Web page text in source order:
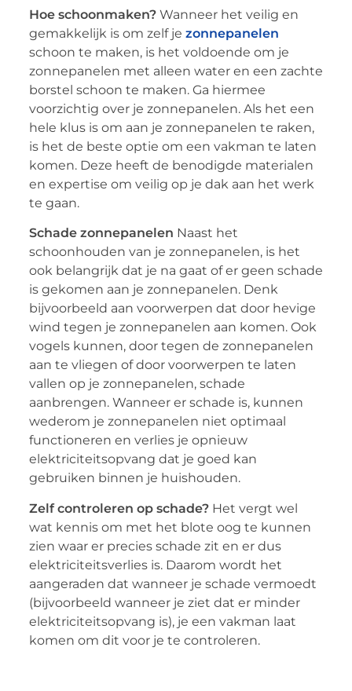
Hoe schoonmaken? Wanneer het veilig en
gemakkelijk is om zelf je zonnepanelen
schoon te maken, is het voldoende om je
zonnepanelen met alleen water en een zachte
borstel schoon te maken. Ga hiermee
voorzichtig over je zonnepanelen. Als het een
hele klus is om aan je zonnepanelen te raken,
is het de beste optie om een vakman te laten
komen. Deze heeft de benodigde materialen
en expertise om veilig op je dak aan het werk
te gaan.
Schade zonnepanelen Naast het
schoonhouden van je zonnepanelen, is het
ook belangrijk dat je na gaat of er geen schade
is gekomen aan je zonnepanelen. Denk
bijvoorbeeld aan voorwerpen dat door hevige
wind tegen je zonnepanelen aan komen. Ook
vogels kunnen, door tegen de zonnepanelen
aan te vliegen of door voorwerpen te laten
vallen op je zonnepanelen, schade
aanbrengen. Wanneer er schade is, kunnen
wederom je zonnepanelen niet optimaal
functioneren en verlies je opnieuw
elektriciteitsopvang dat je goed kan
gebruiken binnen je huishouden.
Zelf controleren op schade? Het vergt wel
wat kennis om met het blote oog te kunnen
zien waar er precies schade zit en er dus
elektriciteitsverlies is. Daarom wordt het
aangeraden dat wanneer je schade vermoedt
(bijvoorbeeld wanneer je ziet dat er minder
elektriciteitsopvang is), je een vakman laat
komen om dit voor je te controleren.